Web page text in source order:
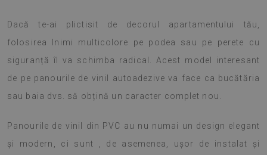
Dacă te-ai plictisit de decorul apartamentului tău,
folosirea Inimi multicolore pe podea sau pe perete cu
siguranță îl va schimba radical. Acest model interesant
de pe panourile de vinil autoadezive va face ca bucătăria
sau baia dvs. să obțină un caracter complet nou.
Panourile de vinil din PVC au nu numai un design elegant
și modern, ci sunt , de asemenea, ușor de instalat și